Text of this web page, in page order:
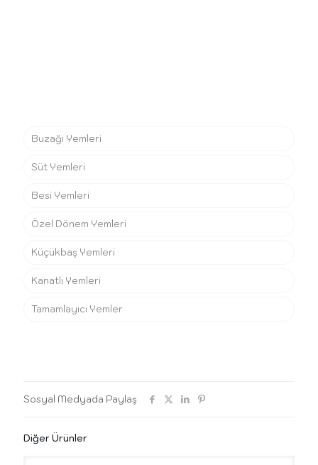
Buzağı Yemleri
Süt Yemleri
Besi Yemleri
Özel Dönem Yemleri
Küçükbaş Yemleri
Kanatlı Yemleri
Tamamlayıcı Yemler
Sosyal Medyada Paylaş
Diğer Ürünler